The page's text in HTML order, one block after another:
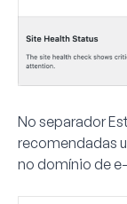
No separador
recomendadas
no domínio de